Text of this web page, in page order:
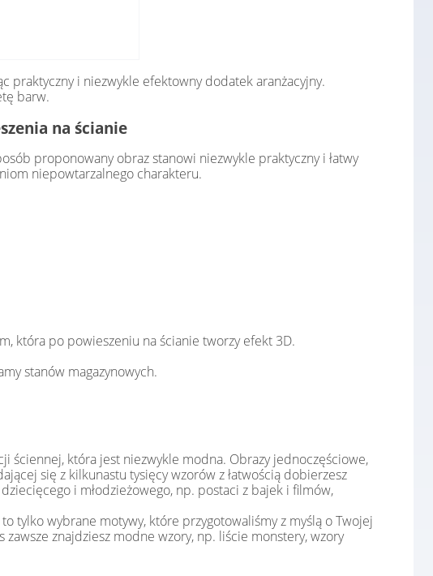
praktyczny i niezwykle efektowny dodatek aranżacyjny.
barw.
na ścianie
proponowany obraz stanowi niezwykle praktyczny i łatwy
niepowtarzalnego charakteru.
która po powieszeniu na ścianie tworzy efekt 3D.
stanów magazynowych.
ściennej, która jest niezwykle modna. Obrazy jednoczęściowe,
się z kilkunastu tysięcy wzorów z łatwością dobierzesz
i młodzieżowego, np. postaci z bajek i filmów,
tylko wybrane motywy, które przygotowaliśmy z myślą o Twojej
znajdziesz modne wzory, np. liście monstery, wzory